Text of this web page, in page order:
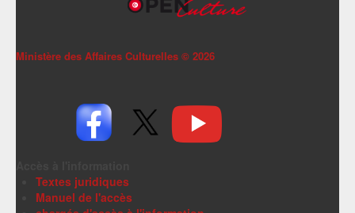
Ministère des Affaires Culturelles © 2026
Textes juridiques
Manuel de l'accès